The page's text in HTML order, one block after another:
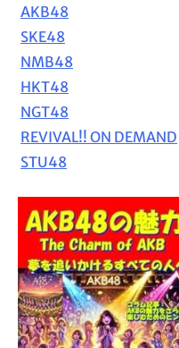
AKB48
SKE48
NMB48
HKT48
NGT48
REVIVAL!! ON DEMAND
STU48